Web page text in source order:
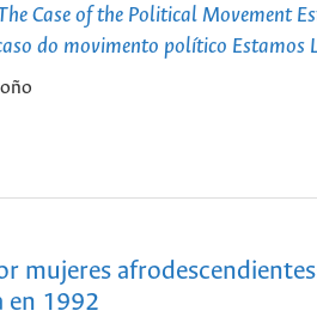
Case of the Political Movement
do movimento político Estamos
mujeres
en 1992